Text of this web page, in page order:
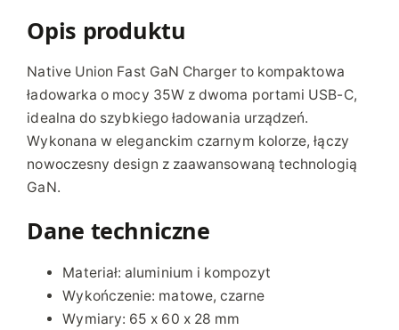
F
s
t
G
a
C
a
Opis produktu
Native Union Fast GaN Charger to kompaktowa
ładowarka o mocy 35W z dwoma portami USB-C,
idealna do szybkiego ładowania urządzeń.
Wykonana w eleganckim czarnym kolorze, łączy
nowoczesny design z zaawansowaną technologią
GaN.
Dane techniczne
Materiał: aluminium i kompozyt
Wykończenie: matowe, czarne
Wymiary: 65 x 60 x 28 mm